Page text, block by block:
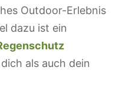
Outdoor-Erlebnis
dazu ist ein
als auch dein